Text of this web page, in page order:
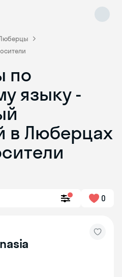
по
языку -
в Люберцах
0